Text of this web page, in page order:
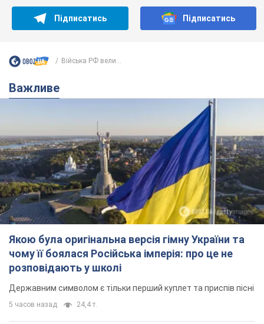
Підписатись Підписатись
Війська РФ вели...
Важливе
Якою була оригінальна версія гімну України та
чому її боялася Російська імперія: про це не
розповідають у школі
Державним символом є тільки перший куплет та приспів пісні
5 часов назад 24,4 т.